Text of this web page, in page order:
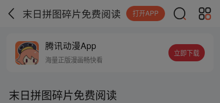
末日拼图碎片免费阅读 打开APP
腾讯动漫App
海量正版漫画畅快看
立即下载
末日拼图碎片免费阅读